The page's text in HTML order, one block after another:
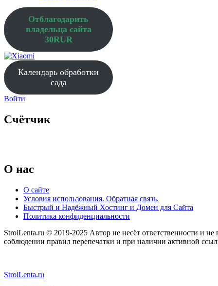
Отблагодарить
владельца сайта
30RUR
Календарь обработки
сада
Войти
Счётчик
O нас
О сайте
Условия использования. Обратная связь.
Быстрый и Надёжный Хостинг и Домен для Сайта
Политика конфиденциальности
StroiLenta.ru © 2019-2025 Автор не несёт ответственности и
соблюдении правил перепечатки и при наличии активной
StroiLenta.ru